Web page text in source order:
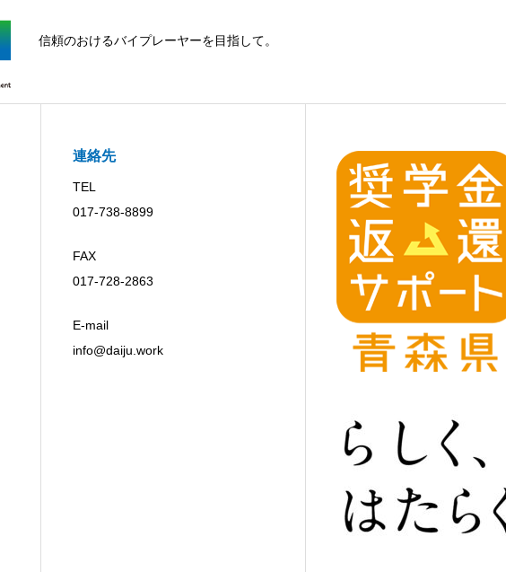
信頼のおけるバイプレーヤーを目指して。
連絡先
TEL
017-738-8899
FAX
017-728-2863
E-mail
info@daiju.work